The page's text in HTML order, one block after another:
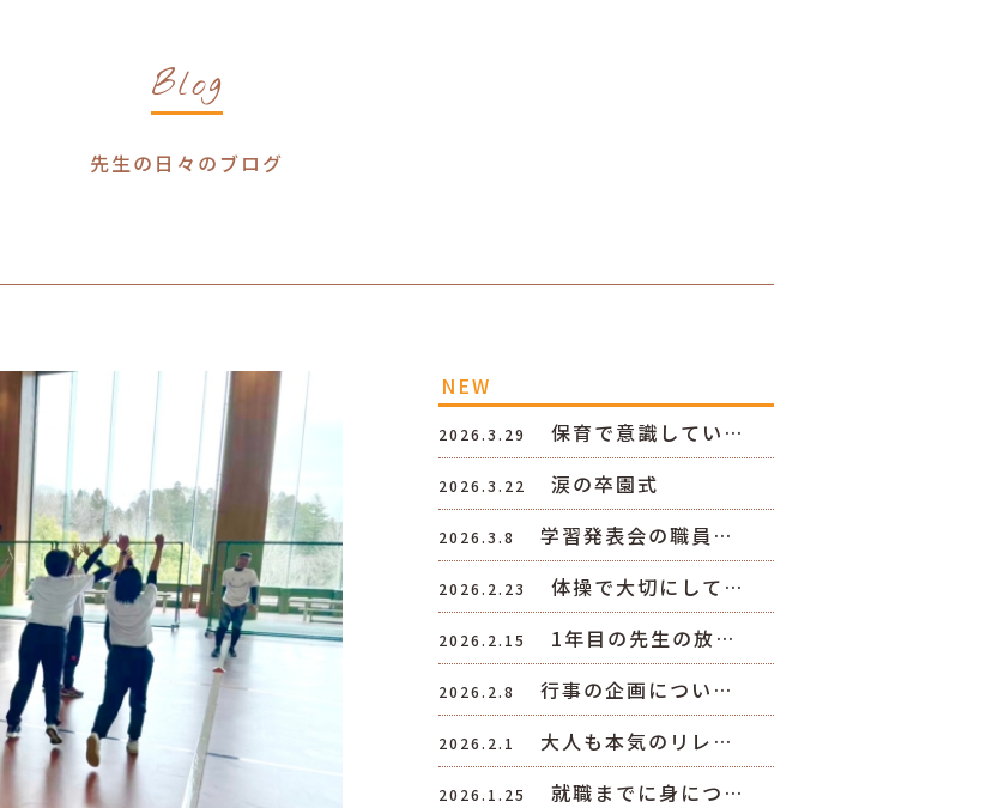
Blog
先生の日々のブログ
NEW
2026.3.29 保育で意識してい…
2026.3.22 涙の卒園式
2026.3.8 学習発表会の職員…
2026.2.23 体操で大切にして…
2026.2.15 1年目の先生の放…
2026.2.8 行事の企画につい…
2026.2.1 大人も本気のリレ…
2026.1.25 就職までに身につ…